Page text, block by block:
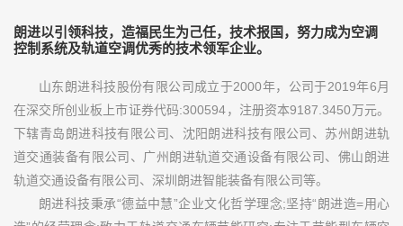
朗进以引领科技，造福民生为己任，技术报国，努力成为空调
控制系统及轨道空调优秀的技术领军企业。
山东朗进科技股份有限公司成立于2000年，公司于2019年6月
在深交所创业板上市证券代码:300594，注册资本9187.3450万元。
下辖青岛朗进科技有限公司、沈阳朗进科技有限公司、苏州朗进轨
道交通装备有限公司、广州朗进轨道交通设备有限公司、佛山朗进
轨道交通设备有限公司、深圳朗进智能装备有限公司等。
朗进科技秉承“德益中慧”企业文化哲学理念;坚持“朗进造=用心